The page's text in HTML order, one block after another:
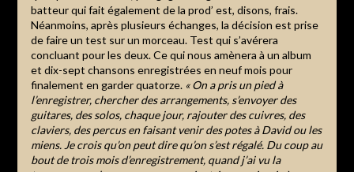
batteur qui fait également de la prod’ est, disons, frais.
Néanmoins, après plusieurs échanges, la décision est prise
de faire un test sur un morceau. Test qui s’avérera
concluant pour les deux. Ce qui nous amènera à un album
et dix-sept chansons enregistrées en neuf mois pour
finalement en garder quatorze. « On a pris un pied à
l’enregistrer, chercher des arrangements, s’envoyer des
guitares, des solos, chaque jour, rajouter des cuivres, des
claviers, des percus en faisant venir des potes à David ou les
miens. Je crois qu’on peut dire qu’on s’est régalé. Du coup au
bout de trois mois d’enregistrement, quand j’ai vu la